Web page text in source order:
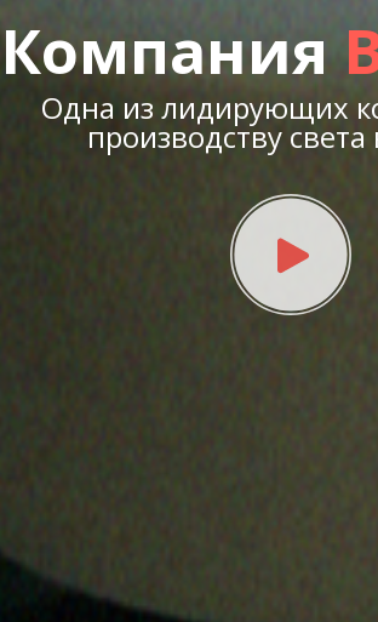
Компания
Одна из лидирующих
производству света